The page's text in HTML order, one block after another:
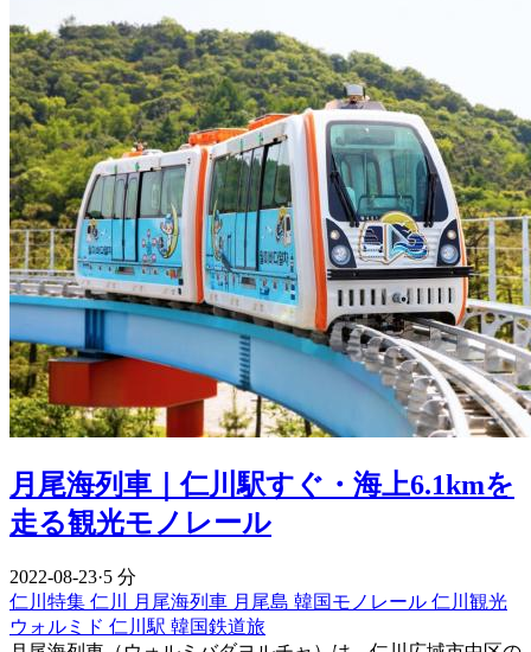
月尾海列車｜仁川駅すぐ・海上6.1kmを
走る観光モノレール
2022-08-23·5 分
仁川特集 仁川 月尾海列車 月尾島 韓国モノレール 仁川観光
ウォルミド 仁川駅 韓国鉄道旅